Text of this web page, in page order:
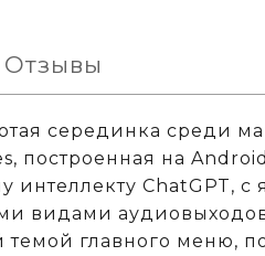
Отзывы
серединка среди
построенная на
интеллекту ChatGPT, с
видами
темой главного меню,